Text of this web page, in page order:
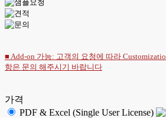
■ Add-on 가능: 고객의 요청에 따라
항은 문의 해주시기 바랍니다
가격
PDF & Excel (Single User License)